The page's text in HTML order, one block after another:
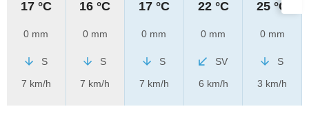
17 °C
0 mm
S
7 km/h
16 °C
0 mm
S
7 km/h
17 °C
0 mm
S
7 km/h
22 °C
0 mm
SV
6 km/h
25 °C
0 mm
S
3 km/h